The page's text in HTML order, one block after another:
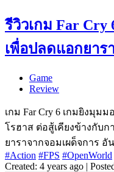
รีวิวเกม Far
เพื่อปลดแอกยาร
Game
Review
เกม Far Cry 6 เกมยิงมุ
โรฮาส ต่อสู้เคียงข้างกับ
ยาราจากจอมเผด็จการ
#Action #FPS #OpenWorld
Created: 4 years ago |